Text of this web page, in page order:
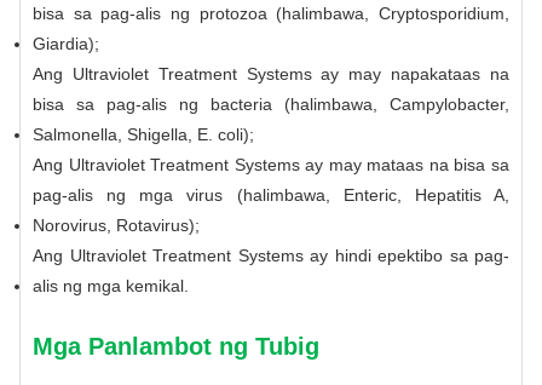
bisa sa pag-alis ng protozoa (halimbawa, Cryptosporidium,
Giardia);
Ang Ultraviolet Treatment Systems ay may napakataas na
bisa sa pag-alis ng bacteria (halimbawa, Campylobacter,
Salmonella, Shigella, E. coli);
Ang Ultraviolet Treatment Systems ay may mataas na bisa sa
pag-alis ng mga virus (halimbawa, Enteric, Hepatitis A,
Norovirus, Rotavirus);
Ang Ultraviolet Treatment Systems ay hindi epektibo sa pag-
alis ng mga kemikal.
Mga Panlambot ng Tubig